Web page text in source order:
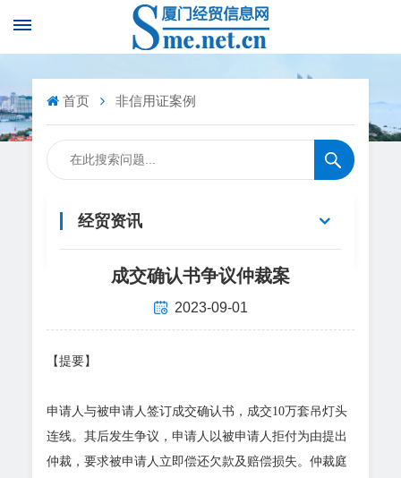
首页 非信用证案例
经贸资讯
成交确认书争议仲裁案
2023-09-01
【提要】
申请人与被申请人签订成交确认书，成交10万套吊灯头
连线。其后发生争议，申请人以被申请人拒付为由提出
仲裁，要求被申请人立即偿还欠款及赔偿损失。仲裁庭